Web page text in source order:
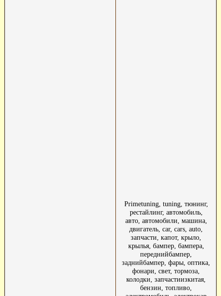
Primetuning, tuning, тюнинг,
рестайлинг, автомобиль,
авто, автомобили, машина,
двигатель, car, cars, auto,
запчасти, капот, крыло,
крылья, бампер, бампера,
переднийбампер,
заднийбампер, фары, оптика,
фонари, свет, тормоза,
колодки, запчастиизкитая,
бензин, топливо,